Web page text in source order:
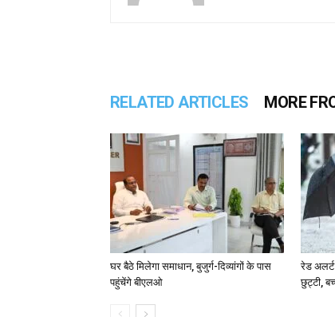
RELATED ARTICLES MORE
घर बैठे मिलेगा समाधान, बुजुर्ग-दिव्यांगों के पास
पहुंचेंगे बीएलओ
रेड
छुट्टी,